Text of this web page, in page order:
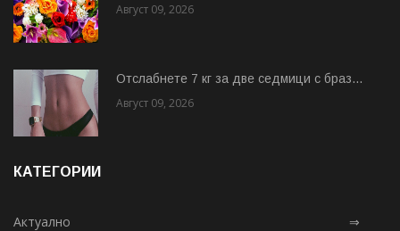
Август 09, 2026
Отслабнете 7 кг за две седмици с браз...
Август 09, 2026
КАТЕГОРИИ
Актуално ⇒